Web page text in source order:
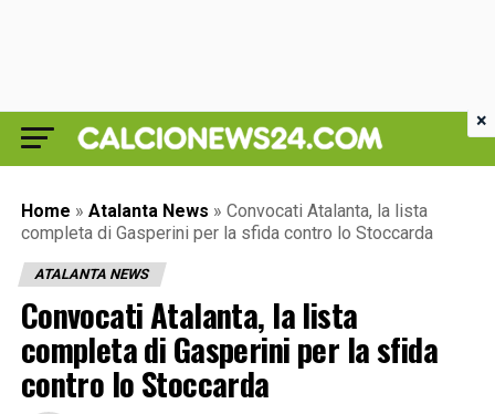
Home » Atalanta News » Convocati Atalanta, la lista
completa di Gasperini per la sfida contro lo Stoccarda
ATALANTA NEWS
Convocati Atalanta, la lista
completa di Gasperini per la sfida
contro lo Stoccarda
×